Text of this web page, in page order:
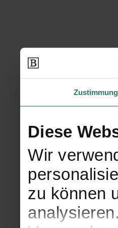
Zustimmung
Diese
Wir
zu können